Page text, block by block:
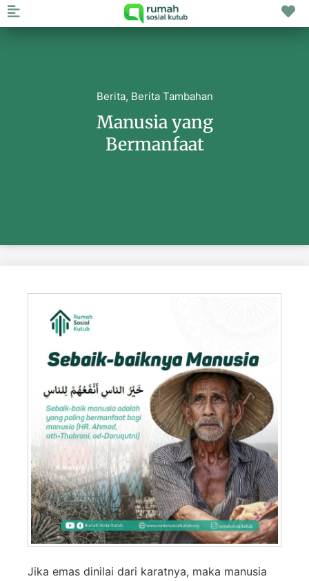
Berita, Berita Tambahan
Manusia yang
Bermanfaat
Jika emas dinilai dari karatnya, maka manusia